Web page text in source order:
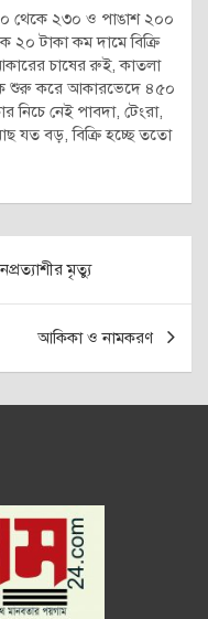
থেকে ২৩০ ও পাঙাশ ২০০
২০ টাকা কম দামে বিক্রি
চাষের রুই, কাতলা
শুরু করে আকারভেদে ৪৫০
নিচে নেই পাবদা, টেংরা,
যত বড়, বিক্রি হচ্ছে ততো
মৃত্যু
আকিকা ও নামকরণ